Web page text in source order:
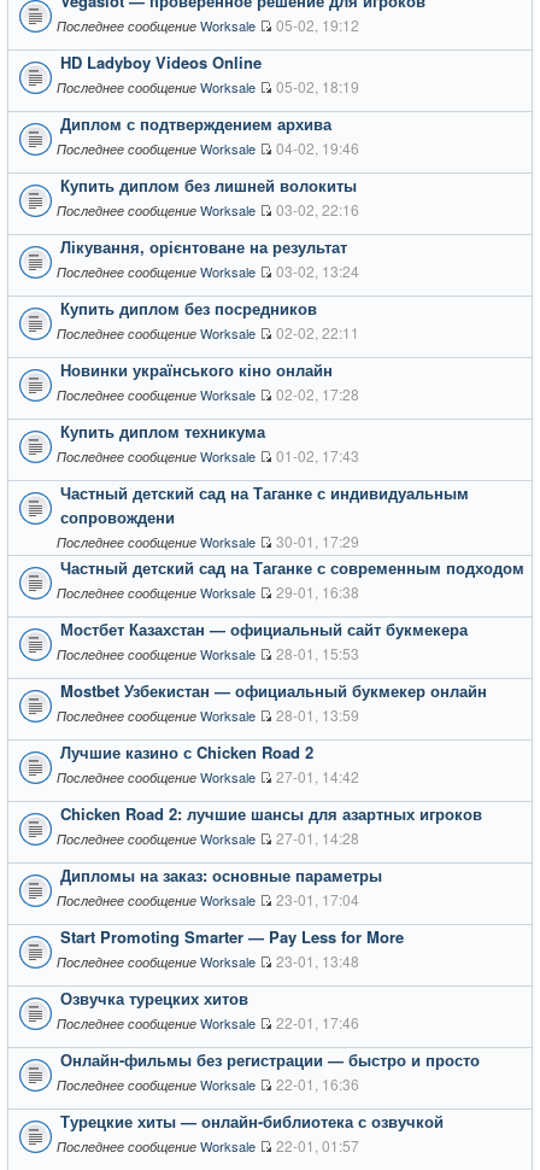
Последнее сообщение Worksale 05-02, 19:12
HD Ladyboy Videos Online
Последнее сообщение Worksale 05-02, 18:19
Диплом с подтверждением архива
Последнее сообщение Worksale 04-02, 19:46
Купить диплом без лишней волокиты
Последнее сообщение Worksale 03-02, 22:16
Лікування, орієнтоване на результат
Последнее сообщение Worksale 03-02, 13:24
Купить диплом без посредников
Последнее сообщение Worksale 02-02, 22:11
Новинки українського кіно онлайн
Последнее сообщение Worksale 02-02, 17:28
Купить диплом техникума
Последнее сообщение Worksale 01-02, 17:43
Частный детский сад на Таганке с индивидуальным
сопровождени
Последнее сообщение Worksale 30-01, 17:29
Частный детский сад на Таганке с современным подходом
Последнее сообщение Worksale 29-01, 16:38
Мостбет Казахстан — официальный сайт букмекера
Последнее сообщение Worksale 28-01, 15:53
Mostbet Узбекистан — официальный букмекер онлайн
Последнее сообщение Worksale 28-01, 13:59
Лучшие казино с Chicken Road 2
Последнее сообщение Worksale 27-01, 14:42
Chicken Road 2: лучшие шансы для азартных игроков
Последнее сообщение Worksale 27-01, 14:28
Дипломы на заказ: основные параметры
Последнее сообщение Worksale 23-01, 17:04
Start Promoting Smarter — Pay Less for More
Последнее сообщение Worksale 23-01, 13:48
Озвучка турецких хитов
Последнее сообщение Worksale 22-01, 17:46
Онлайн-фильмы без регистрации — быстро и просто
Последнее сообщение Worksale 22-01, 16:36
Турецкие хиты — онлайн-библиотека с озвучкой
Последнее сообщение Worksale 22-01, 01:57